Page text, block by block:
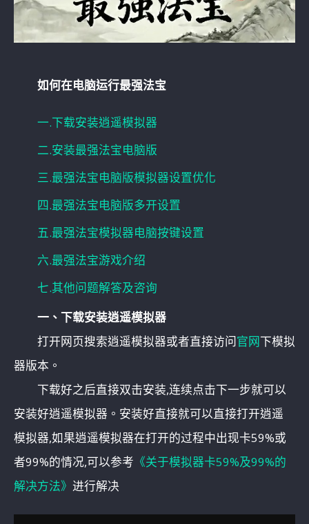
如何在电脑运行最强法宝
一.下载安装逍遥模拟器
二.安装最强法宝电脑版
三.最强法宝电脑版模拟器设置优化
四.最强法宝电脑版多开设置
五.最强法宝模拟器电脑按键设置
六.最强法宝游戏介绍
七.其他问题解答及咨询
一、下载安装逍遥模拟器
打开网页搜索逍遥模拟器或者直接访问官网下模拟
器版本。
下载好之后直接双击安装,连续点击下一步就可以
安装好逍遥模拟器。安装好直接就可以直接打开逍遥
模拟器,如果逍遥模拟器在打开的过程中出现卡59%或
者99%的情况,可以参考 《关于模拟器卡59%及99%的
解决方法》进行解决